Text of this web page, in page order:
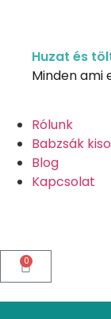
Huzat és
Minden ami
Rólunk
Babzsák
Blog
Kapcsolat
0